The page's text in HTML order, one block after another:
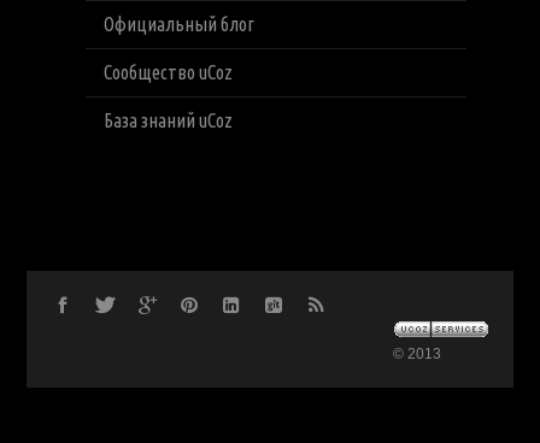
Официальный блог
Сообщество uCoz
База знаний uCoz
© 2013